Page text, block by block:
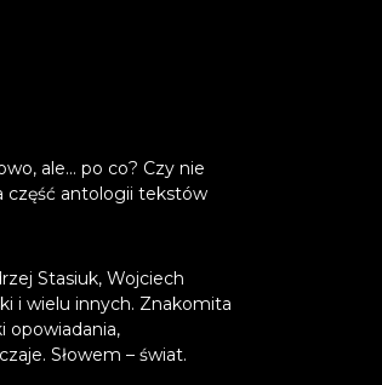
ale... po co? Czy nie
część antologii tekstów
Stasiuk, Wojciech
i wielu innych. Znakomita
opowiadania,
Słowem – świat.